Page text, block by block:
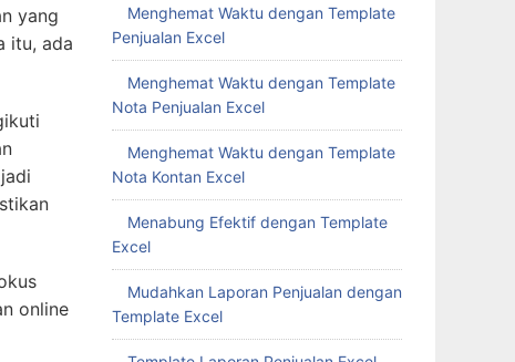
yang
itu, ada
online
Menghemat Waktu dengan Template
Penjualan Excel
Menghemat Waktu dengan Template
Nota Penjualan Excel
Menghemat Waktu dengan Template
Nota Kontan Excel
Menabung Efektif dengan Template
Excel
Mudahkan Laporan Penjualan dengan
Template Excel